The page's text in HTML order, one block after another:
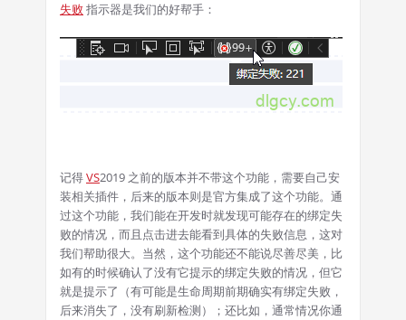
失败指示器是我们的好帮手：
记得VS2019 之前的版本并不带这个功能，需要自己安
装相关插件，后来的版本则是官方集成了这个功能。通
过这个功能，我们能在开发时就发现可能存在的绑定失
败的情况，而且点击进去能看到具体的失败信息，这对
我们帮助很大。当然，这个功能还不能说尽善尽美，比
如有的时候确认了没有它提示的绑定失败的情况，但它
就是提示了（有可能是生命周期前期确实有绑定失败，
后来消失了，没有刷新检测）；还比如，通常情况你通